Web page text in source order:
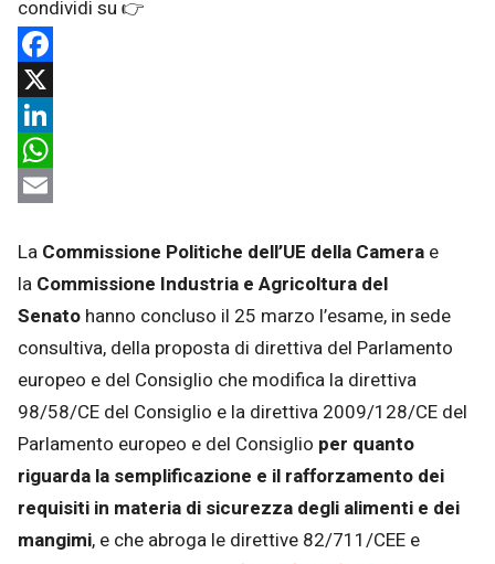
Facebook
X
LinkedIn
WhatsApp
La Commissione Politiche dell’UE della Camera e
la Commissione Industria e Agricoltura del
Senato hanno concluso il 25 marzo l’esame, in sede
consultiva, della proposta di direttiva del Parlamento
europeo e del Consiglio che modifica la direttiva
98/58/CE del Consiglio e la direttiva 2009/128/CE del
Parlamento europeo e del Consiglio per quanto
riguarda la semplificazione e il rafforzamento dei
requisiti in materia di sicurezza degli alimenti e dei
mangimi, e che abroga le direttive 82/711/CEE e